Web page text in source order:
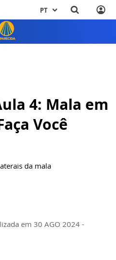
PT
4: Mala em
Você
da mala
em 30 AGO 2024 -